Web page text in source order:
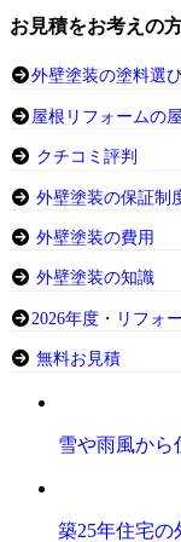
お見積をお考えの
外壁塗装の塗料選
屋根リフォームの
クチコミ評判
外壁塗装の保証制
外壁塗装の費用
外壁塗装の知識
2026年度・リフォ
無料お見積
雪や雨風から
築25年住宅の